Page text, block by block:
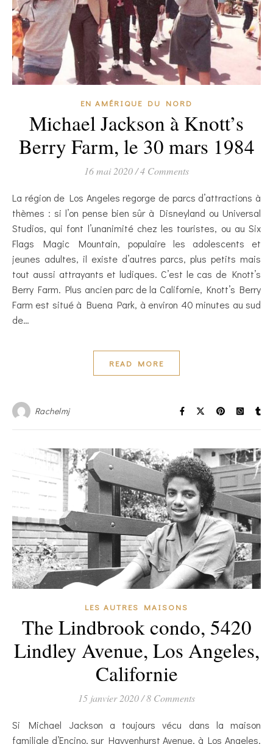
EN AMÉRIQUE DU NORD
Michael Jackson à Knott’s
Berry Farm, le 30 mars 1984
16 mai 2020/4 Comments
La région de Los Angeles regorge de parcs d’attractions à
thèmes : si l’on pense bien sûr à Disneyland ou Universal
Studios, qui font l’unanimité chez les touristes, ou au Six
Flags Magic Mountain, populaire les adolescents et
jeunes adultes, il existe d’autres parcs, plus petits mais
tout aussi attrayants et ludiques. C’est le cas de Knott’s
Berry Farm. Plus ancien parc de la Californie, Knott’s Berry
Farm est situé à Buena Park, à environ 40 minutes au sud
de…
READ MORE
Rachelmj
LES AUTRES MAISONS
The Lindbrook condo, 5420
Lindley Avenue, Los Angeles,
Californie
15 janvier 2020/8 Comments
Si Michael Jackson a toujours vécu dans la maison
familiale d’Encino, sur Hayvenhurst Avenue, à Los Angeles,